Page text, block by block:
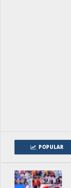
POPULAR